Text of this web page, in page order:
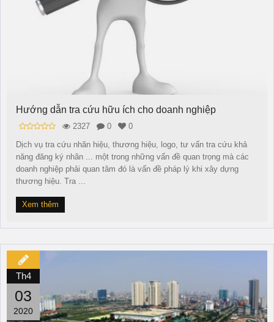
Hướng dẫn tra cứu hữu ích cho doanh nghiệp
2327 0
0
Dịch vụ tra cứu nhãn hiệu, thương hiệu, logo, tư vấn tra cứu khả
năng đăng ký nhãn ... một trong những vấn đề quan trọng mà các
doanh nghiệp phải quan tâm đó là vấn đề pháp lý khi xây dựng
thương hiệu. Tra ...
Xem thêm
Th4
03
2020